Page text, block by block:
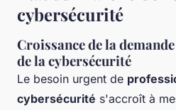
cybersécurité
Croissance de la
de la cybersécurité
Le besoin urgent de
cybersécurité s'accroît à